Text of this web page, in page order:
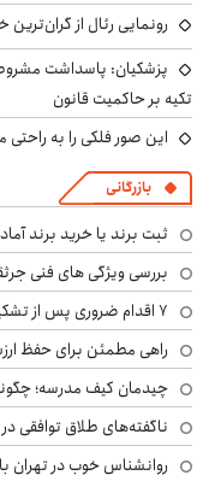
رونمایی رئال از
پزشکیان: پاسداشت
تکیه بر حاکمیت قانون
این صور فلکی را به
بازرگانی
ثبت برند یا خرید برند
بررسی ویژگی های فنی
۷ اقدام ضروری پس از تشکیل پرونده مواد مخدر؛ راهنمای خانواده‌ها
راهی مطمئن برای حفظ
چیدمان کیف مدرسه؛
ناگفته‌های طلاق
روانشناس خوب در تهران